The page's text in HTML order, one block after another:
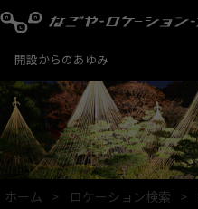
開設からのあゆみ
ホーム ロケーション検索